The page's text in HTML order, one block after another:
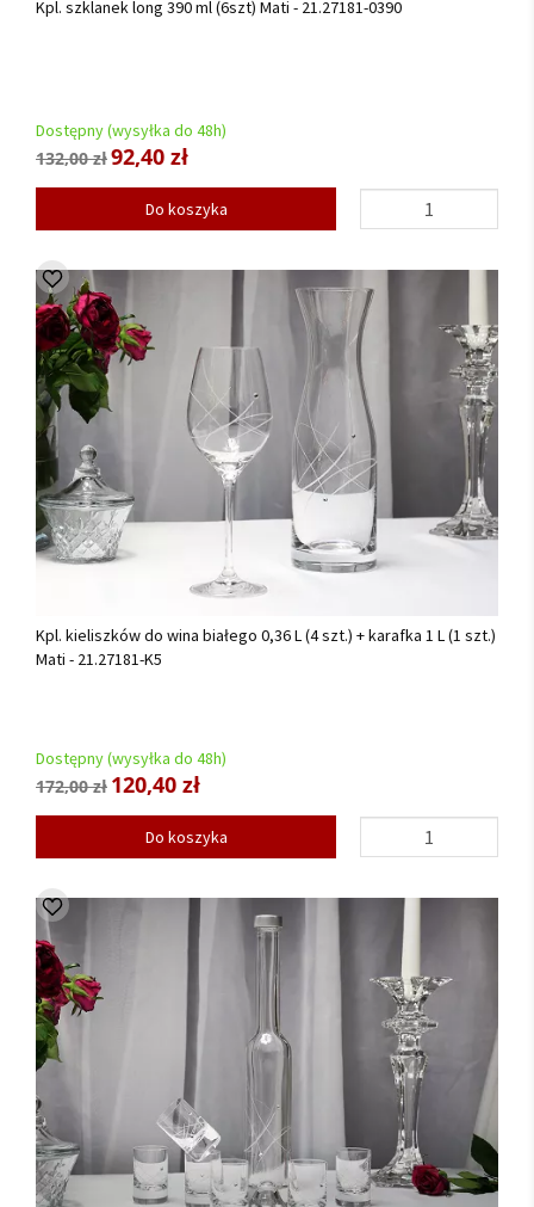
Kpl. szklanek long 390 ml (6szt) Mati - 21.27181-0390
Dostępny (wysyłka do 48h)
132,00 zł92,40 zł
Do koszyka
Kpl. kieliszków do wina białego 0,36 L (4 szt.) + karafka 1 L (1 szt.)
Mati - 21.27181-K5
Dostępny (wysyłka do 48h)
172,00 zł 120,40 zł
Do koszyka